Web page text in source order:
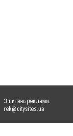
З питань реклами:
rek@citysites.ua